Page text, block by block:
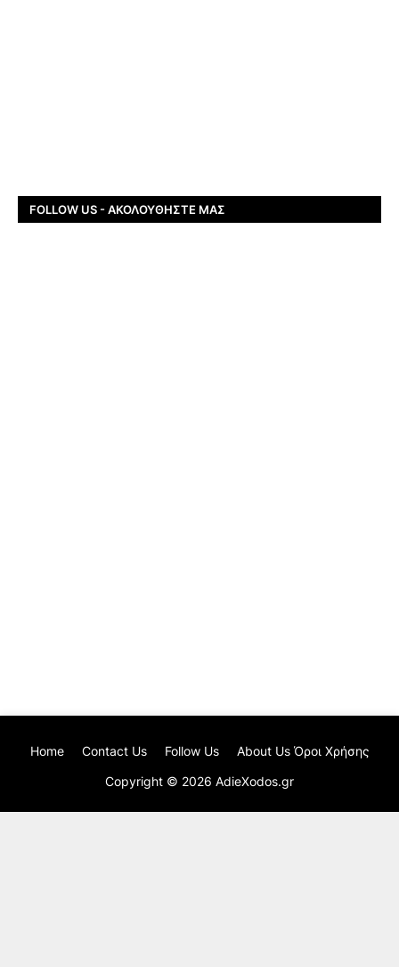
FOLLOW US - ΑΚΟΛΟΥΘΉΣΤΕ ΜΑΣ
Copyright © 2026 AdieXodos.gr
Home Contact Us Follow Us About Us Όροι Χρήσης